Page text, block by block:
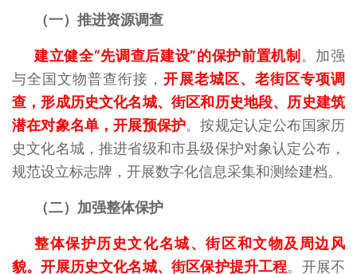
（一）推进资源调查
建立健全“先调查后建设”的保护前置机制 。加强
与全国文物普查衔接，开展老城区、老街区专项调
查，形成历史文化名城、街区和历史地段、历史建筑
潜在对象名单，开展预保护。按规定认定公布国家历
史文化名城，推进省级和市县级保护对象认定公布，
规范设立标志牌，开展数字化信息采集和测绘建档。
（二）加强整体保护
整体保护历史文化名城、街区和文物及周边风
貌。开展历史文化名城、街区保护提升工程。开展不